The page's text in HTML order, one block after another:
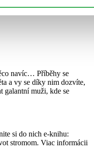
navíc… Příběhy se
a vy se díky nim dozvíte,
galantní muži, kde se
si do nich e-knihu:
stromom. Viac informácii